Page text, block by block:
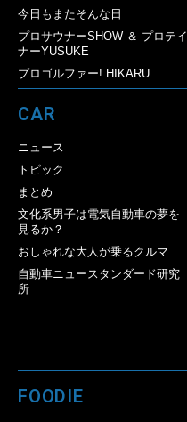
今日もまたそんな日
プロサウナーSHOW ＆ プロテイ
ナーYUSUKE
プロゴルファー! HIKARU
CAR
ニュース
トピック
まとめ
文化系男子は電気自動車の夢を
見るか？
おしゃれな大人が乗るクルマ
自動車ニュースタンダード研究
所
FOODIE